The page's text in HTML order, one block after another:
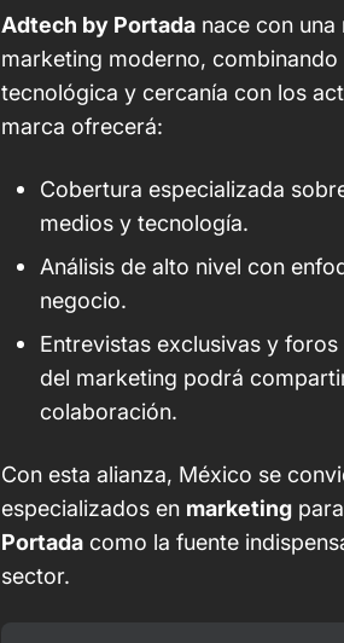
Adtech by Portada nace con
marketing moderno,
tecnológica y cercanía con los
marca ofrecerá:
Cobertura especializada
medios y tecnología.
Análisis de alto nivel con
negocio.
Entrevistas exclusivas y
del marketing podrá
colaboración.
Con esta alianza, México se
especializados en marketing
Portada como la fuente
sector.